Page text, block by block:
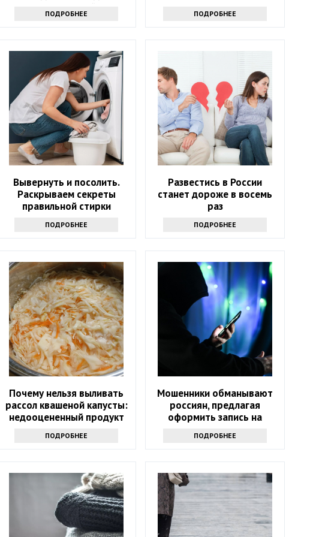
опытная хозяйка
ПОДРОБНЕЕ ПОДРОБНЕЕ
Вывернуть и посолить.
Раскрываем секреты
правильной стирки
ПОДРОБНЕЕ
Развестись в России
станет дороже в восемь
раз
ПОДРОБНЕЕ
Почему нельзя выливать
рассол квашеной капусты:
недооцененный продукт
ПОДРОБНЕЕ
Мошенники обманывают
россиян, предлагая
оформить запись на
ПОДРОБНЕЕ